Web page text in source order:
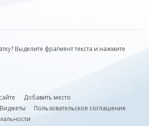
Выделите фрагмент текста и нажмите
Добавить место
Виджеты
Пользовательское соглашение